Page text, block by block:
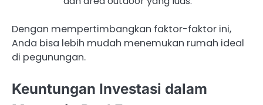
Dengan mempertimbangkan faktor-faktor ini,
Anda bisa lebih mudah menemukan rumah ideal
di pegunungan.
Keuntungan Investasi dalam